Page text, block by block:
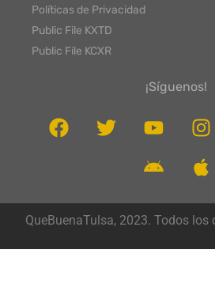
Políticas de Privacidad
Public File KXTD
Public File KCXR
¡Síguenos!
QueBuenaTulsa, 2023. Todos los